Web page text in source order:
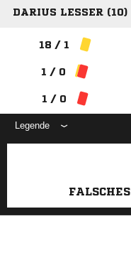
DARIUS LESSER (10)
18 / 1
1 / 0
1 / 0
Legende